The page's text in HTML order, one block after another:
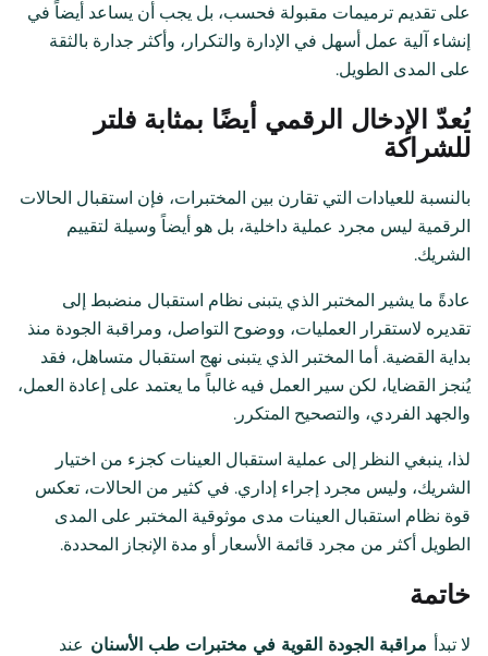
على تقديم ترميمات مقبولة فحسب، بل يجب أن يساعد أيضاً في
إنشاء آلية عمل أسهل في الإدارة والتكرار، وأكثر جدارة بالثقة
على المدى الطويل.
يُعدّ الإدخال الرقمي أيضًا بمثابة فلتر
للشراكة
بالنسبة للعيادات التي تقارن بين المختبرات، فإن استقبال الحالات
الرقمية ليس مجرد عملية داخلية، بل هو أيضاً وسيلة لتقييم
الشريك.
عادةً ما يشير المختبر الذي يتبنى نظام استقبال منضبط إلى
تقديره لاستقرار العمليات، ووضوح التواصل، ومراقبة الجودة منذ
بداية القضية. أما المختبر الذي يتبنى نهج استقبال متساهل، فقد
يُنجز القضايا، لكن سير العمل فيه غالباً ما يعتمد على إعادة العمل،
والجهد الفردي، والتصحيح المتكرر.
لذا، ينبغي النظر إلى عملية استقبال العينات كجزء من اختيار
الشريك، وليس مجرد إجراء إداري. في كثير من الحالات، تعكس
قوة نظام استقبال العينات مدى موثوقية المختبر على المدى
الطويل أكثر من مجرد قائمة الأسعار أو مدة الإنجاز المحددة.
خاتمة
لا تبدأ مراقبة الجودة القوية في مختبرات طب الأسنان عند